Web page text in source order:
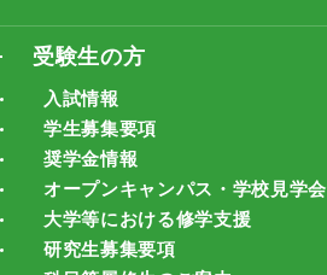
受験生の方
入試情報
学生募集要項
奨学金情報
オープンキャンパス・学校見学会
大学等における修学支援
研究生募集要項